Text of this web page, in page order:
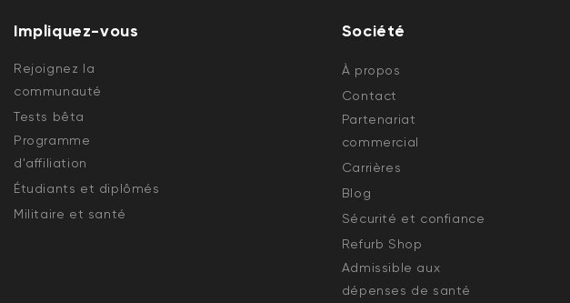
Impliquez-vous
Rejoignez la
communauté
Tests bêta
Programme
d'affiliation
Étudiants et diplômés
Militaire et santé
Société
À propos
Contact
Partenariat
commercial
Carrières
Blog
Sécurité et confiance
Refurb Shop
Admissible aux
dépenses de santé